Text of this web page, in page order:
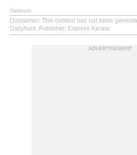
Dailyhunt
Disclaimer: This content has not been
Dailyhunt. Publisher: Express Kerala
ADVERTISEMENT